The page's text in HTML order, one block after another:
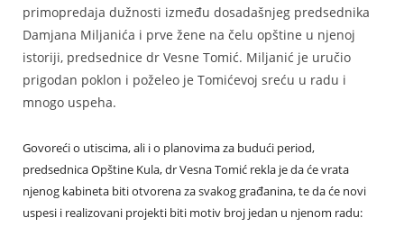
primopredaja dužnosti između dosadašnjeg predsednika
Damjana Miljanića i prve žene na čelu opštine u njenoj
istoriji, predsednice dr Vesne Tomić. Miljanić je uručio
prigodan poklon i poželeo je Tomićevoj sreću u radu i
mnogo uspeha.
Govoreći o utiscima, ali i o planovima za budući period,
predsednica Opštine Kula, dr Vesna Tomić rekla je da će vrata
njenog kabineta biti otvorena za svakog građanina, te da će novi
uspesi i realizovani projekti biti motiv broj jedan u njenom radu: